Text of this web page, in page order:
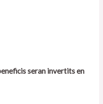
seran invertits en